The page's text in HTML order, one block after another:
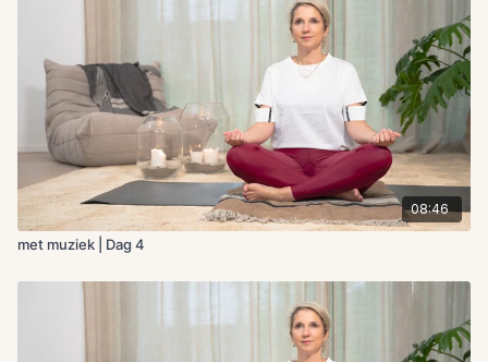
08:46
met muziek | Dag 4